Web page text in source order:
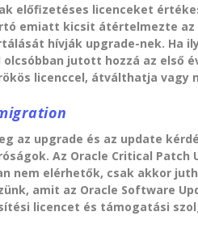
előfizetéses licenceket
emiatt kicsit átértelmezte
hívják upgrade-nek. Ha
jutott hozzá az első
licenccel, átválthatja
az upgrade és az update
Az Oracle Critical Patch
nem elérhetők, csak akkor
amit az Oracle Software
licencet és támogatási